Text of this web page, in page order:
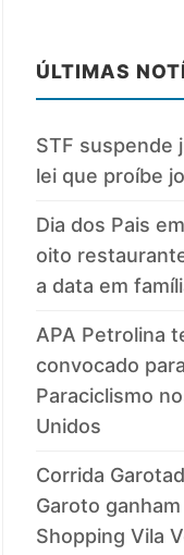
ÚLTIMAS
STF suspende
lei que proíbe
Dia dos Pais
oito
a data em
APA Petrolina
convocado
Paraciclismo
Unidos
Corrida
Garoto
Shopping Vila